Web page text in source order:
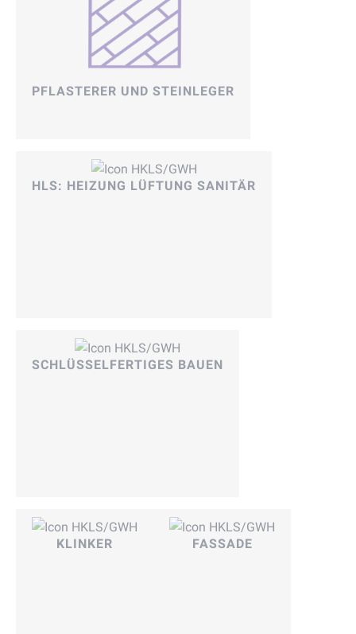
PFLASTERER UND STEINLEGER
HLS: HEIZUNG LÜFTUNG SANITÄR
SCHLÜSSELFERTIGES BAUEN
KLINKER FASSADE